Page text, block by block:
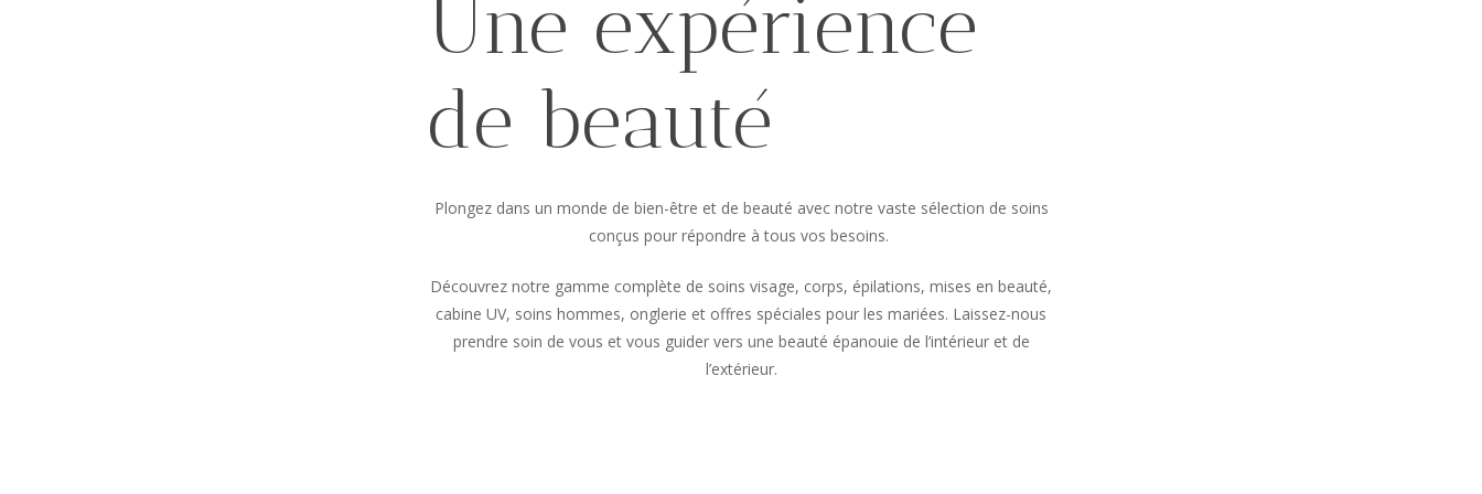
Une expérience
de beauté
Plongez dans un monde de bien-être et de beauté avec notre vaste sélection de soins
conçus pour répondre à tous vos besoins.
Découvrez notre gamme complète de soins visage, corps, épilations, mises en beauté,
cabine UV, soins hommes, onglerie et offres spéciales pour les mariées. Laissez-nous
prendre soin de vous et vous guider vers une beauté épanouie de l’intérieur et de
l’extérieur.